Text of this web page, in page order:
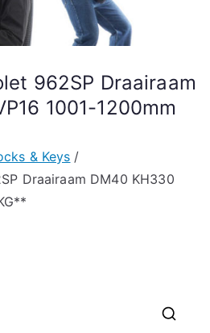
962SP Draairaam
1001-1200mm
& Keys
Draairaam DM40 KH330